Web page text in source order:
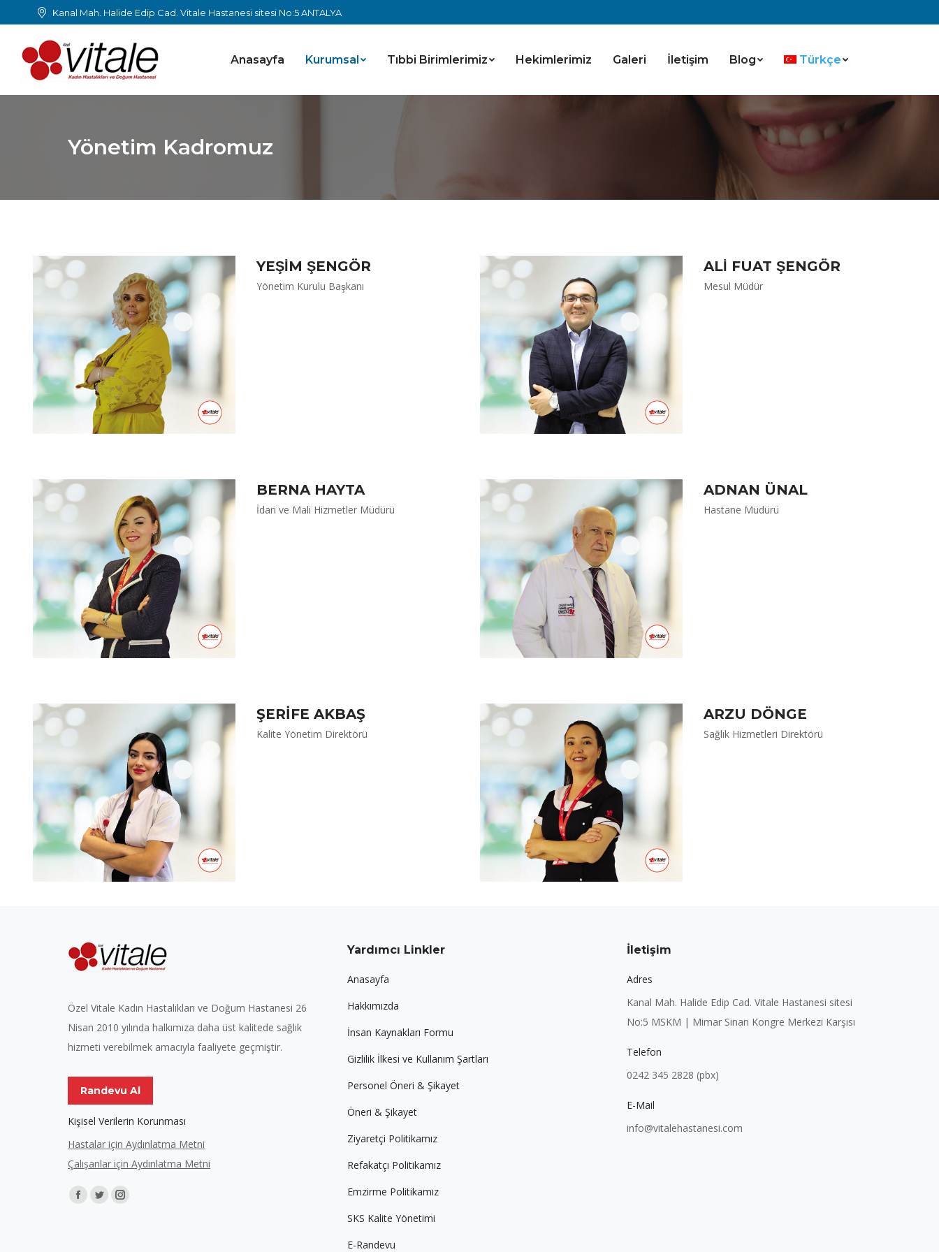
Kanal Mah. Halide Edip Cad. Vitale Hastanesi sitesi No:5 ANTALYA
Anasayfa Kurumsal Tıbbi Birimlerimiz Hekimlerimiz Galeri İletişim Blog Türkçe
Yönetim Kadromuz
YEŞİM ŞENGÖR
Yönetim Kurulu Başkanı
ALİ FUAT ŞENGÖR
Mesul Müdür
BERNA HAYTA
İdari ve Mali Hizmetler Müdürü
ADNAN ÜNAL
Hastane Müdürü
ŞERİFE AKBAŞ
Kalite Yönetim Direktörü
ARZU DÖNGE
Sağlık Hizmetleri Direktörü
Özel Vitale Kadın Hastalıkları ve Doğum Hastanesi 26
Nisan 2010 yılında halkımıza daha üst kalitede sağlık
hizmeti verebilmek amacıyla faaliyete geçmiştir.
Randevu Al
Kişisel Verilerin Korunması
Hastalar için Aydınlatma Metni
Çalışanlar için Aydınlatma Metni
Find us on:
Facebook
TwitterInstagram
Yardımcı Linkler
Anasayfa
Hakkımızda
İnsan Kaynakları Formu
Gizlilik İlkesi ve Kullanım Şartları
Personel Öneri & Şikayet
Öneri & Şikayet
Ziyaretçi Politikamız
Refakatçı Politikamız
Emzirme Politikamız
SKS Kalite Yönetimi
E-Randevu
İletişim
Adres
Kanal Mah. Halide Edip Cad. Vitale Hastanesi sitesi
No:5 MSKM | Mimar Sinan Kongre Merkezi Karşısı
Telefon
0242 345 2828 (pbx)
E-Mail
info@vitalehastanesi.com